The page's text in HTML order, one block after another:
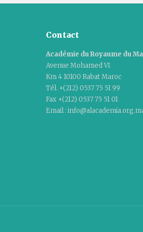
Contact
Académie du Royaume du
Avenue Mohamed VI
Km 4 10100 Rabat Maroc
Tél. +(212) 0537 75 51 99
Fax +(212) 0537 75 51 01
Email :